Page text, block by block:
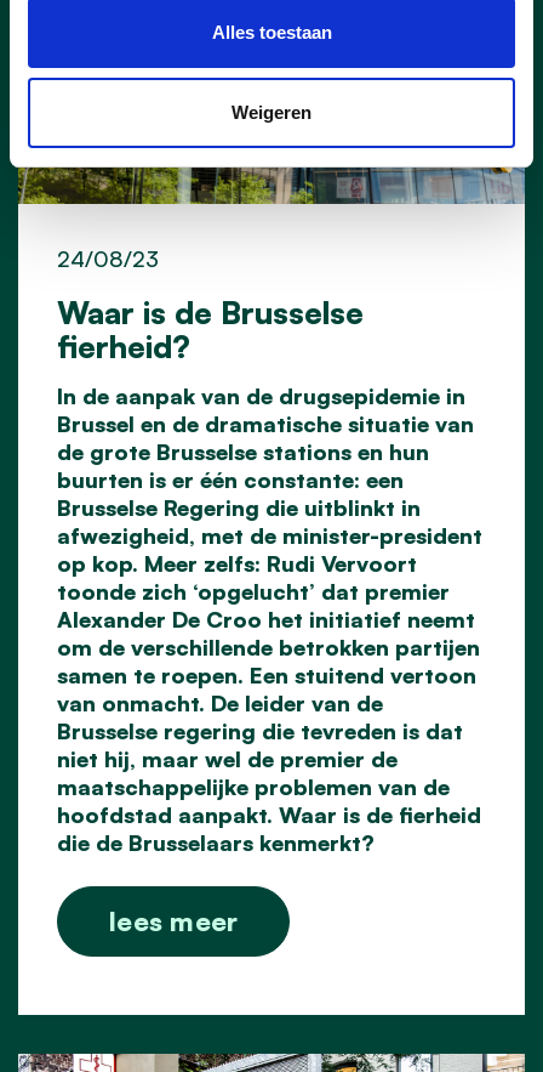
Alles toestaan
Weigeren
Waar is de Brusselse
fierheid?
24/08/23
In de aanpak van de drugsepidemie in
Brussel en de dramatische situatie van
de grote Brusselse stations en hun
buurten is er één constante: een
Brusselse Regering die uitblinkt in
afwezigheid, met de minister-president
op kop. Meer zelfs: Rudi Vervoort
toonde zich ‘opgelucht’ dat premier
Alexander De Croo het initiatief neemt
om de verschillende betrokken partijen
samen te roepen. Een stuitend vertoon
van onmacht. De leider van de
Brusselse regering die tevreden is dat
niet hij, maar wel de premier de
maatschappelijke problemen van de
hoofdstad aanpakt. Waar is de fierheid
die de Brusselaars kenmerkt?
lees meer